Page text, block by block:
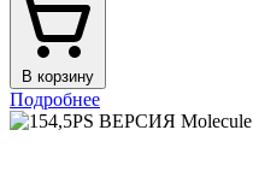
В корзину
Подробнее